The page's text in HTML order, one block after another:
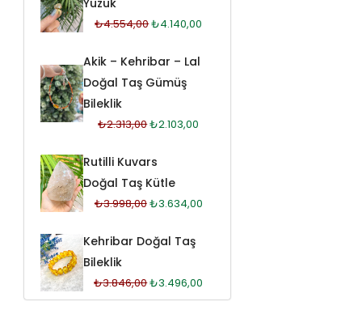
Yüzük
₺4.554,00₺4.140,00
Akik – Kehribar – Lal
Doğal Taş Gümüş
Bileklik
₺2.313,00₺2.103,00
Rutilli Kuvars
Doğal Taş Kütle
₺3.998,00₺3.634,00
Kehribar Doğal Taş
Bileklik
₺3.846,00₺3.496,00